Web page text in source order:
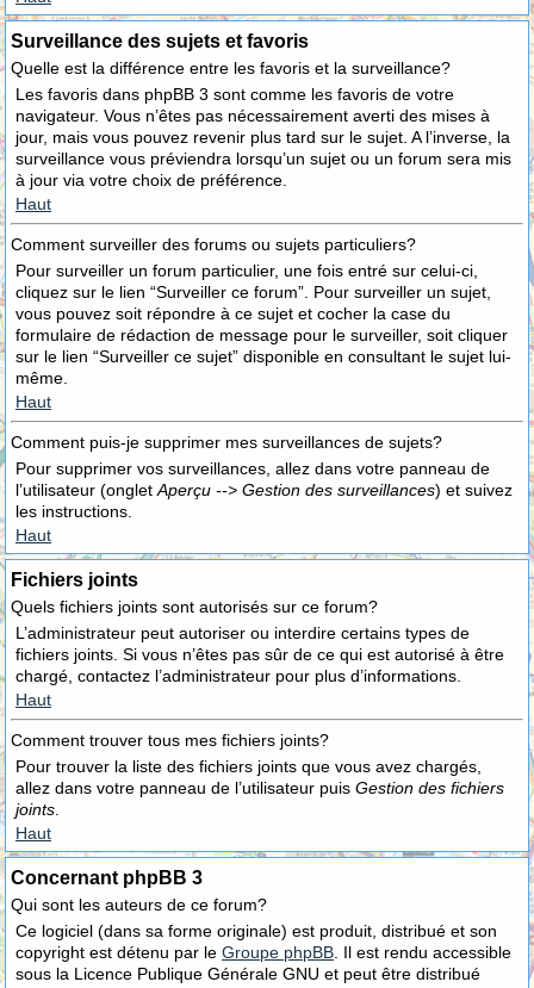
Surveillance des sujets et favoris
Quelle est la différence entre les favoris et la surveillance?
Les favoris dans phpBB 3 sont comme les favoris de votre
navigateur. Vous n’êtes pas nécessairement averti des mises à
jour, mais vous pouvez revenir plus tard sur le sujet. A l’inverse, la
surveillance vous préviendra lorsqu’un sujet ou un forum sera mis
à jour via votre choix de préférence.
Haut
Comment surveiller des forums ou sujets particuliers?
Pour surveiller un forum particulier, une fois entré sur celui-ci,
cliquez sur le lien “Surveiller ce forum”. Pour surveiller un sujet,
vous pouvez soit répondre à ce sujet et cocher la case du
formulaire de rédaction de message pour le surveiller, soit cliquer
sur le lien “Surveiller ce sujet” disponible en consultant le sujet lui-
même.
Haut
Comment puis-je supprimer mes surveillances de sujets?
Pour supprimer vos surveillances, allez dans votre panneau de
l’utilisateur (onglet Aperçu --> Gestion des surveillances) et suivez
les instructions.
Haut
Fichiers joints
Quels fichiers joints sont autorisés sur ce forum?
L’administrateur peut autoriser ou interdire certains types de
fichiers joints. Si vous n’êtes pas sûr de ce qui est autorisé à être
chargé, contactez l’administrateur pour plus d’informations.
Haut
Comment trouver tous mes fichiers joints?
Pour trouver la liste des fichiers joints que vous avez chargés,
allez dans votre panneau de l’utilisateur puis Gestion des fichiers
joints
Haut
Concernant phpBB 3
Qui sont les auteurs de ce forum?
Ce logiciel (dans sa forme originale) est produit, distribué et son
copyright est détenu par le Groupe phpBB . Il est rendu accessible
sous la Licence Publique Générale GNU et peut être distribué